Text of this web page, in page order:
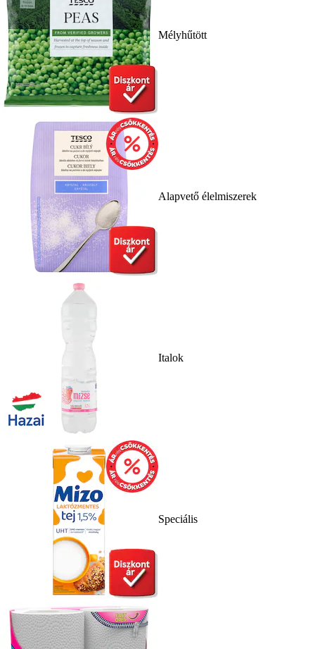
Mélyhűtött
Alapvető élelmiszerek
Italok
Speciális